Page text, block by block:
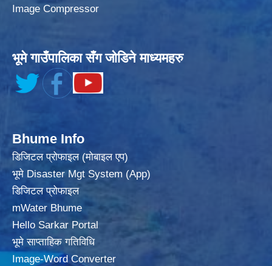
Image Compressor
भूमे गाउँपालिका सँग जोडिने माध्यमहरु
Bhume Info
डिजिटल प्रोफाइल (मोबाइल एप)
भूमे Disaster Mgt System (App)
डिजिटल प्रोफाइल
mWater Bhume
Hello Sarkar Portal
भूमे साप्ताहिक गतिविधि
Image-Word Converter